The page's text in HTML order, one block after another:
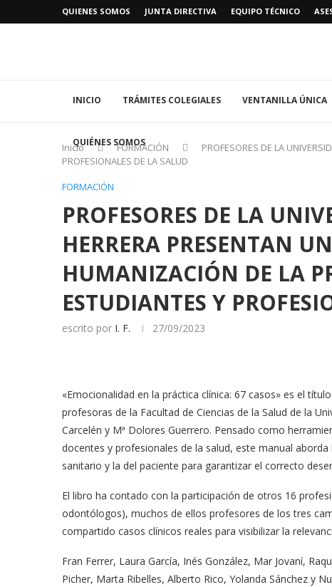
QUIENES SOMOS JUNTA DIRECTIVA EQUIPO TÉCNICO
INICIO TRÁMITES COLEGIALES VENTANILLA ÚNICA
QUIÉNES SOMOS
Inicio FORMACIÓN
PROFESORES DE LA
PROFESIONALES DE LA SALUD
FORMACIÓN
PROFESORES DE LA
HERRERA PRESENTAN
HUMANIZACIÓN DE LA
ESTUDIANTES Y
escrito por I. F. 27/09/2023
«Emocionalidad en la práctica clínica: 67 casos» es el
profesoras de la Facultad de Ciencias de la Salud de la
Carcelén y Mª Dolores Guerrero. Pensado como
docentes y profesionales de la salud, este manual
sanitario y la del paciente para garantizar el correcto
El libro ha contado con la participación de otros 16
odontólogos), muchos de ellos profesores de los tres
compartido casos clínicos reales para visibilizar la
Fran Ferrer, Laura García, Inés González, Mar Jovaní,
Picher, Marta Ribelles, Alberto Rico, Yolanda Sánchez y